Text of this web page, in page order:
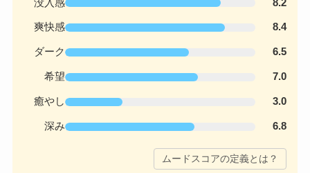
没入感 8.2
爽快感 8.4
ダーク 6.5
希望 7.0
癒やし 3.0
深み 6.8
ムードスコアの定義とは？